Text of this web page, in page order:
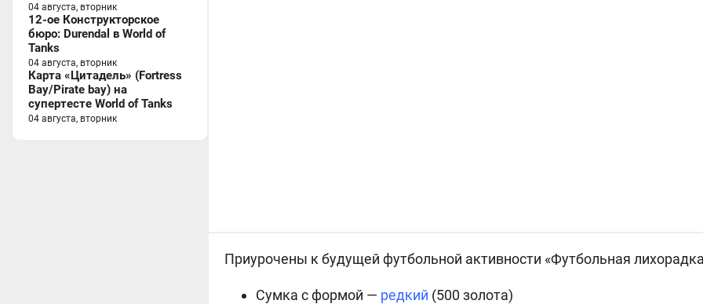
04 августа, вторник
12-ое Конструкторское
бюро: Durendal в World of
Tanks
04 августа, вторник
Карта «Цитадель» (Fortress
Bay/Pirate bay) на
супертесте World of Tanks
04 августа, вторник
Приурочены к будущей футбольной активности «Футбольная
Сумка с формой — редкий (500 золота)